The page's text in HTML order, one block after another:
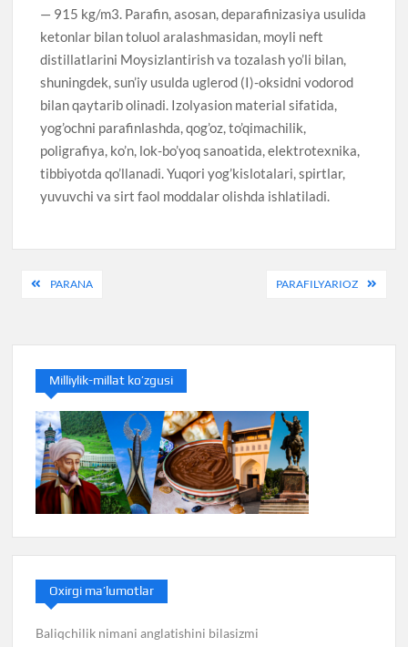
— 915 kg/m3. Parafin, asosan, deparafinizasiya usulida
ketonlar bilan toluol aralashmasidan, moyli neft
distillatlarini Moysizlantirish va tozalash yo’li bilan,
shuningdek, sun’iy usulda uglerod (I)-oksidni vodorod
bilan qaytarib olinadi. Izolyasion material sifatida,
yog’ochni parafinlashda, qog’oz, to’qimachilik,
poligrafiya, ko’n, lok-bo’yoq sanoatida, elektrotexnika,
tibbiyotda qo’llanadi. Yuqori yog’kislotalari, spirtlar,
yuvuvchi va sirt faol moddalar olishda ishlatiladi.
PostPARANA PARAFILYARIOZ
Milliylik-millat ko’zgusi
Oxirgi ma’lumotlar
Baliqchilik nimani anglatishini bilasizmi